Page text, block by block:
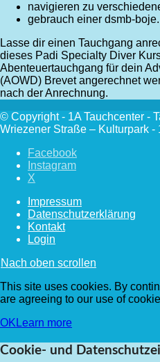
navigieren zu
gebrauch einer dsmb-boje.
Lasse dir einen Tauchgang
dieses Padi Specialty Diver
Abenteuertauchgang für dein
(AOWD) Brevet angerechnet
nach der Anrechnung.
© Copyright - 1A Tauchcenter -
Wriezener Straße – Kulturpark -
Facebook
Instagram
X
Impressum
Datenschutzerklärung
Kontakt
Login
Nach oben scrollen
This site uses cookies. By
are agreeing to our use of
OK Learn more
Cookie- und